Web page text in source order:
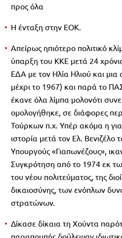
προς όλα
Η ένταξη στην ΕΟΚ.
Απείρως ηπιότερο πολιτικό
ύπαρξη του ΚΚΕ μετά 24
ΕΔΑ με τον Ηλία Ηλιού και μια
μέχρι το 1967) και παρά το
έκανε όλα λίμπα μολονότι
ομολογήθηκε, σε διάφορες
Τούρκων π.χ. Υπέρ ακόμα η
ιστορία μετά τον Ελ. Βενιζέλο
Υπουργούς «Γιαπωνέζους»,
Συγκρότηση από το 1974 εκ
του νέου πολιτεύματος, της
δικαιοσύνης, των ενόπλων
στρατώνων.
Δίκασε δίκαια τη Χούντα
παραπομπής δούλεψαν